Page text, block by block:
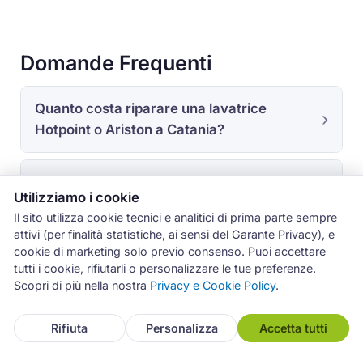
Domande Frequenti
Quanto costa riparare una lavatrice
Hotpoint o Ariston a Catania?
garanzia?
In quanto tempo intervenite?
Cosa significa il codice F05 sulla mia
lavatrice Hotpoint-Ariston?
Utilizziamo i cookie
Il sito utilizza cookie tecnici e analitici di prima parte sempre
attivi (per finalità statistiche, ai sensi del Garante Privacy), e
cookie di marketing solo previo consenso. Puoi accettare
tutti i cookie, rifiutarli o personalizzare le tue preferenze.
Scopri di più nella nostra Privacy e Cookie Policy.
Rifiuta Personalizza Accetta tutti